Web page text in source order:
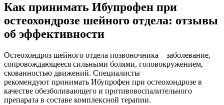
Как принимать Ибупрофен при
остеохондрозе шейного отдела: отзывы
об эффективности
Остеохондроз шейного отдела позвоночника – заболевание,
сопровождающееся сильными болями, головокружением,
скованностью движений. Специалисты
рекомендуют принимать Ибупрофен при остеохондрозе в
качестве обезболивающего и противовоспалительного
препарата в составе комплексной терапии.